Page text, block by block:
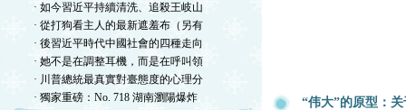
· 如今習近平持續清洗、追殺王岐山
· 從打狗看主人的最新遮羞布（另有
· 後習近平時代中國社會的四種走向
· 她不是在調整耳機，而是在呼叫領
· 川普總統最真實對臺態度的心理分
· 獨家重磅：No. 718 湖南瀏陽爆炸
“伟大”的原型：